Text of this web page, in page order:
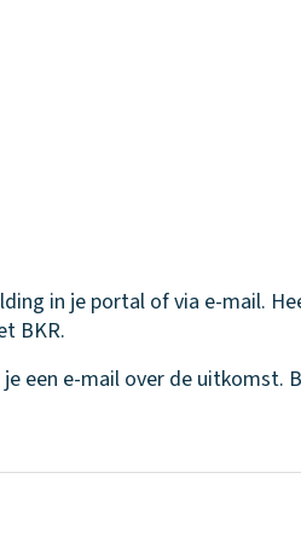
in je portal of via e-mail.
BKR.
een e-mail over de uitkomst.